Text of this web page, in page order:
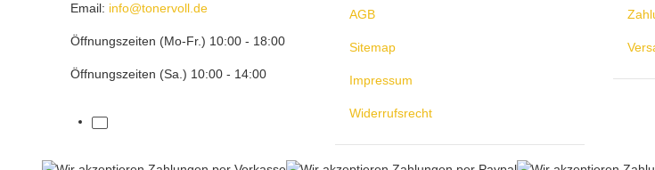
Email: info@tonervoll.de
Öffnungszeiten (Mo-Fr.) 10:00 - 18:00
Öffnungszeiten (Sa.) 10:00 - 14:00
facebook
AGB
Sitemap
Impressum
Widerrufsrecht